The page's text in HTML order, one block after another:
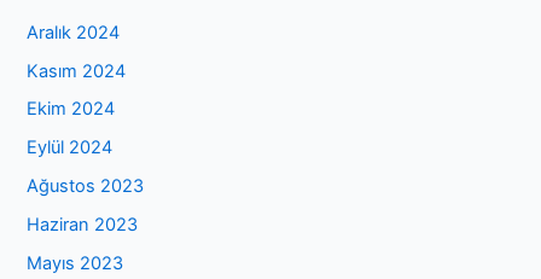
Aralık 2024
Kasım 2024
Ekim 2024
Eylül 2024
Ağustos 2023
Haziran 2023
Mayıs 2023